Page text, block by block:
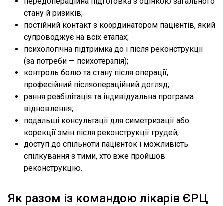
стану й ризиків;
постійний контакт з координатором пацієнтів, який
супроводжує на всіх етапах;
психологічна підтримка до і після реконструкції
(за потреби — психотерапія);
контроль болю та стану після операції,
професійний післяопераційний догляд;
рання реабілітація та індивідуальна програма
відновлення;
подальші консультації для симетризації або
корекції змін після реконструкції грудей;
доступ до спільноти пацієнток і можливість
спілкування з тими, хто вже пройшов
реконструкцію.
Як разом із командою лікарів ЄРЦ